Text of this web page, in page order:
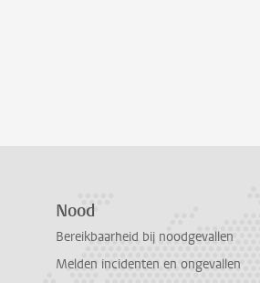
Nood
Bereikbaarheid bij noodgevallen
Melden incidenten en ongevallen